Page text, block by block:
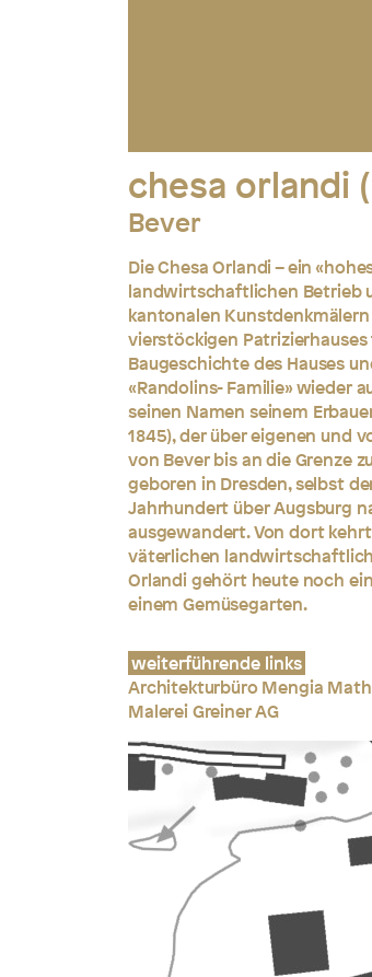
chesa orlandi
Bever
Die Chesa Orlandi – ein
landwirtschaftlichen Betrieb
kantonalen
vierstöckigen
Baugeschichte des Hauses
«Randolins- Familie» wieder
seinen Namen seinem
1845), der über eigenen und
von Bever bis an die Grenze
geboren in Dresden, selbst
Jahrhundert über Augsburg
ausgewandert. Von dort
väterlichen
Orlandi gehört heute noch
einem Gemüsegarten.
weiterführende links
Architekturbüro Mengia
Malerei Greiner AG